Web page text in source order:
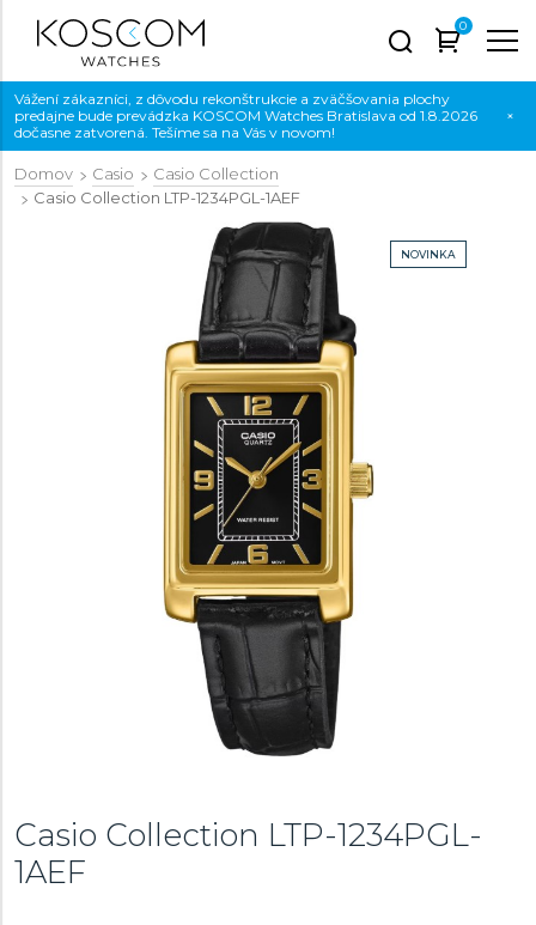
0
Vážení zákazníci, z dôvodu rekonštrukcie a zväčšovania plochy
predajne bude prevádzka KOSCOM Watches Bratislava od 1.8.2026
dočasne zatvorená. Tešíme sa na Vás v novom!
×
Domov Casio
Casio Collection
Casio Collection LTP-1234PGL-1AEF
NOVINKA
Casio Collection LTP-1234PGL-
1AEF